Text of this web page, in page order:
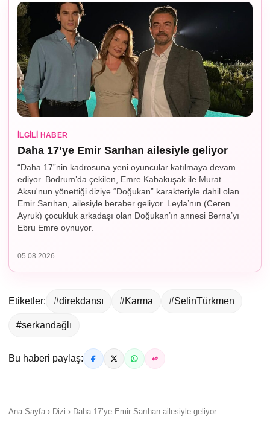
İLGILI HABER
Daha 17’ye Emir Sarıhan ailesiyle geliyor
“Daha 17”nin kadrosuna yeni oyuncular katılmaya devam
ediyor. Bodrum’da çekilen, Emre Kabakuşak ile Murat
Aksu'nun yönettiği diziye “Doğukan” karakteriyle dahil olan
Emir Sarıhan, ailesiyle beraber geliyor. Leyla’nın (Ceren
Ayruk) çocukluk arkadaşı olan Doğukan’ın annesi Berna’yı
Ebru Emre oynuyor.
05.08.2026
Etiketler: #direkdansı #Karma #SelinTürkmen
#serkandağlı
Bu haberi paylaş:
Ana Sayfa › Dizi › Daha 17’ye Emir Sarıhan ailesiyle geliyor